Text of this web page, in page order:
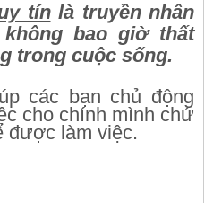
tínlà truyền nhân
bao giờ thất
trong cuộc sống.
các bạn chủ động
cho chính mình chứ
được làm việc.